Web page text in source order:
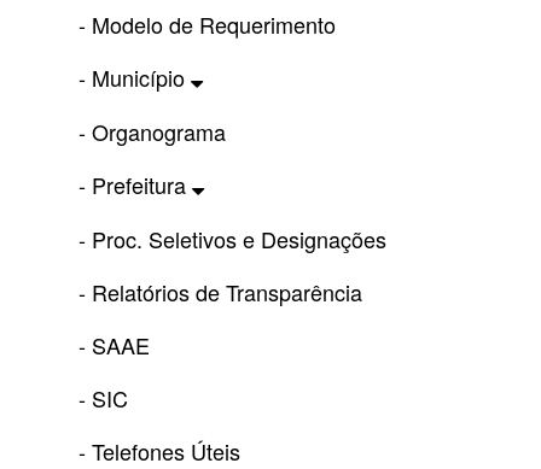
- Modelo de Requerimento
- Município
- Organograma
- Prefeitura
- Proc. Seletivos e Designações
- Relatórios de Transparência
- SAAE
- SIC
- Telefones Úteis